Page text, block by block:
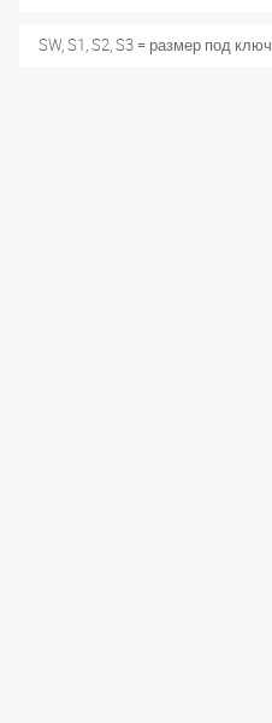
SW, S1, S2, S3 = размер под ключ